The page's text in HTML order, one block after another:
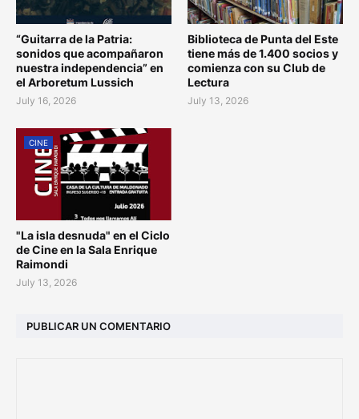
“Guitarra de la Patria:
sonidos que acompañaron
nuestra independencia” en
el Arboretum Lussich
July 16, 2026
Biblioteca de Punta del Este
tiene más de 1.400 socios y
comienza con su Club de
Lectura
July 13, 2026
CINE
"La isla desnuda" en el Ciclo
de Cine en la Sala Enrique
Raimondi
July 13, 2026
PUBLICAR UN COMENTARIO